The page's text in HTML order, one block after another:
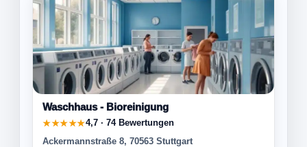
Waschhaus - Bioreinigung
★★★★★4,7 · 74 Bewertungen
Ackermannstraße 8, 70563 Stuttgart